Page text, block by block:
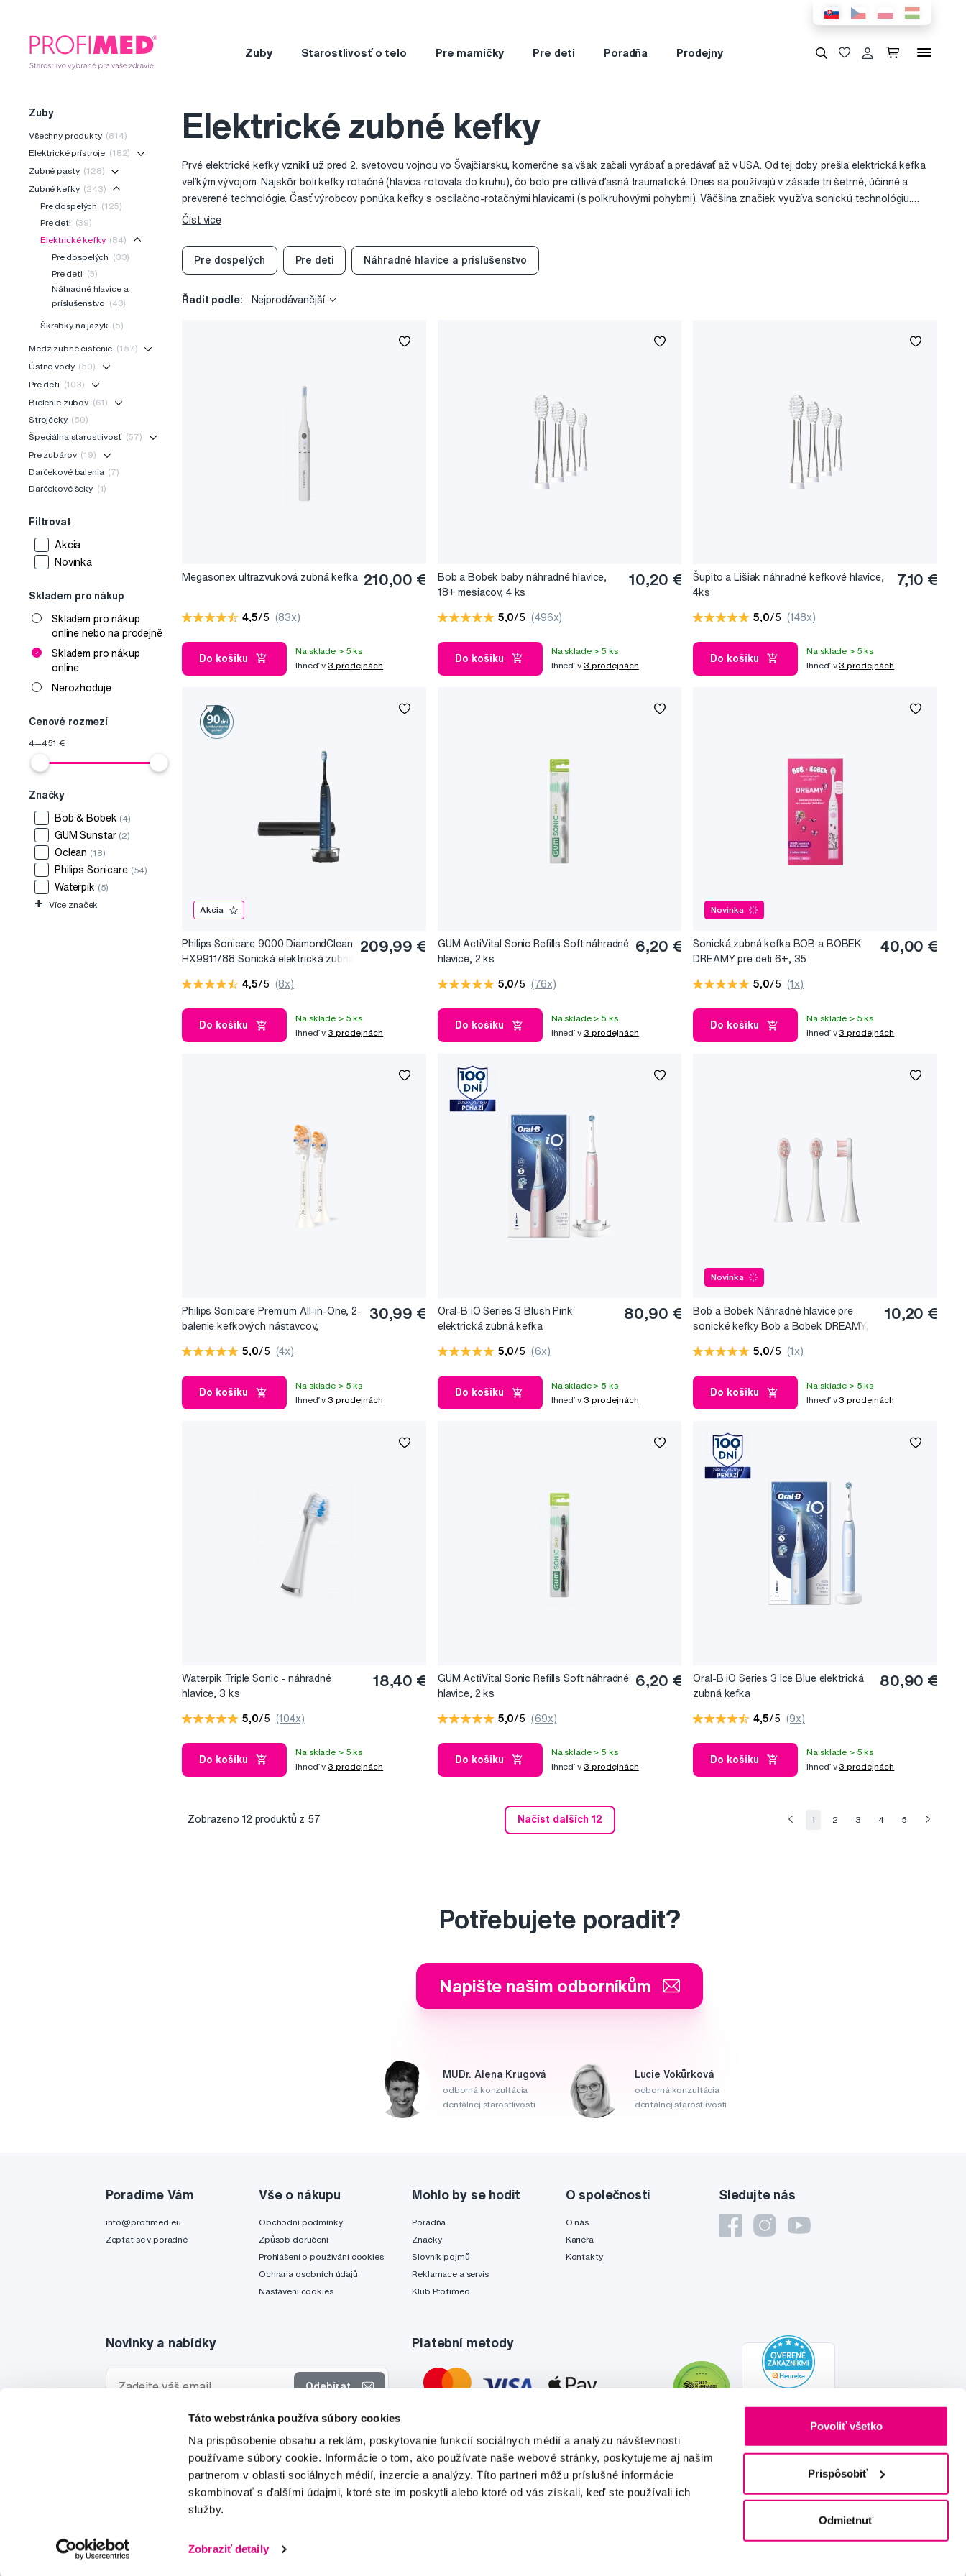
Táto webstránka používa súbory cookies
Na prispôsobenie obsahu a reklám, poskytovanie funkcií sociálnych médií a analýzu návštevnosti
používame súbory cookie. Informácie o tom, ako používate naše webové stránky, poskytujeme aj našim
partnerom v oblasti sociálnych médií, inzercie a analýzy. Títo partneri môžu príslušné informácie
skombinovať s ďalšími údajmi, ktoré ste im poskytli alebo ktoré od vás získali, keď ste používali ich
služby.
Zobraziť detaily
Povoliť všetko
Prispôsobiť
Odmietnuť
Zuby Starostlivosť o telo Pre mamičky Pre deti Poradňa Prodejny
Zuby
Všechny produkty (814)
Elektrické prístroje (182)
Zubné pasty (128)
Zubné kefky (243)
Pre dospelých (125)
Pre deti
(39)
Elektrické kefky (84)
Pre dospelých (33)
Pre deti
(5)
Náhradné hlavice a
príslušenstvo (43)
Škrabky na jazyk (5)
Medzizubné čistenie (157)
Ústne vody (50)
Pre deti
(103)
Bielenie zubov (61)
Strojčeky (50)
Špeciálna starostlivosť (57)
Pre zubárov (19)
Darčekové balenia (7)
Darčekové šeky (1)
Filtrovat
Akcia
Novinka
Skladem pro nákup
Skladem pro nákup
online nebo na prodejně
Skladem pro nákup
online
Nerozhoduje
Cenové rozmezí
4—451 €
Značky
Bob & Bobek (4)
GUM Sunstar (2)
Oclean (18)
Philips Sonicare (54)
Waterpik (5)
+ Více značek
Elektrické zubné kefky
Prvé elektrické kefky vznikli už pred 2. svetovou vojnou vo Švajčiarsku, komerčne sa však začali vyrábať a predávať až v USA. Od tej doby prešla elektrická kefka
veľkým vývojom. Najskôr boli kefky rotačné (hlavica rotovala do kruhu), čo bolo pre citlivé ďasná traumatické. Dnes sa používajú v zásade tri šetrné, účinné a
preverené technológie. Časť výrobcov ponúka kefky s oscilačno-rotačnými hlavicami (s polkruhovými pohybmi). Väčšina značiek využíva sonickú technológiu.
Hlavice sonických kefiek kmitajú s vysokou frekvenciou zo strany na stranu. Rôzni výrobcovia sonických kefiek volia rôzne frekvencie v rádoch tisícov kmitov
ultrazvukové kefky.
Číst více
Pre dospelých Pre deti Náhradné hlavice a príslušenstvo
Řadit podle: Nejprodávanější
Megasonex ultrazvuková zubná kefka 210,00 €
4,5/5 (83x)
Do košíku
Na sklade > 5 ks
Ihneď v 3 prodejnách
Bob a Bobek baby náhradné hlavice,
18+ mesiacov, 4 ks
10,20 €
5,0/5 (496x)
Do košíku
Na sklade > 5 ks
Ihneď v 3 prodejnách
Šupito a Lišiak náhradné kefkové hlavice,
4ks
7,10 €
5,0/5 (148x)
Do košíku
Na sklade > 5 ks
Ihneď v 3 prodejnách
Akcia
Philips Sonicare 9000 DiamondClean
HX9911/88 Sonická elektrická zubná
209,99 €
4,5/5 (8x)
Do košíku
Na sklade > 5 ks
Ihneď v 3 prodejnách
GUM ActiVital Sonic Refills Soft náhradné
hlavice, 2 ks
6,20 €
5,0/5 (76x)
Do košíku
Na sklade > 5 ks
Ihneď v 3 prodejnách
Novinka
Sonická zubná kefka BOB a BOBEK
DREAMY pre deti 6+, 35
balení
40,00 €
5,0/5 (1x)
Do košíku
Na sklade > 5 ks
Ihneď v 3 prodejnách
Philips Sonicare Premium All-in-One, 2-
balenie kefkových nástavcov,
30,99 €
5,0/5 (4x)
Do košíku
Na sklade > 5 ks
Ihneď v 3 prodejnách
Oral-B iO Series 3 Blush Pink
elektrická zubná kefka
80,90 €
5,0/5 (6x)
Do košíku
Na sklade > 5 ks
Ihneď v 3 prodejnách
Novinka
Bob a Bobek Náhradné hlavice pre
sonické kefky Bob a Bobek DREAMY,
10,20 €
5,0/5 (1x)
Do košíku
Na sklade > 5 ks
Ihneď v 3 prodejnách
Waterpik Triple Sonic - náhradné
hlavice, 3 ks
18,40 €
5,0/5 (104x)
Do košíku
Na sklade > 5 ks
Ihneď v 3 prodejnách
GUM ActiVital Sonic Refills Soft náhradné
hlavice, 2 ks
6,20 €
5,0/5 (69x)
Do košíku
Na sklade > 5 ks
Ihneď v 3 prodejnách
Oral-B iO Series 3 Ice Blue elektrická
zubná kefka
80,90 €
4,5/5 (9x)
Do košíku
Na sklade > 5 ks
Ihneď v 3 prodejnách
Načíst dalších 12 1 2 3 4 5
Zobrazeno 12 produktů z 57
Potřebujete poradit?
Napište našim odborníkům
MUDr. Alena Krugová
odborná konzultácia
dentálnej starostlivosti
Lucie Vokůrková
odborná konzultácia
dentálnej starostlivosti
Sledujte nás
Poradíme Vám
info@profimed.eu
Zeptat se v poradně
Vše o nákupu
Obchodní podmínky
Způsob doručení
Prohlášení o používání cookies
Ochrana osobních údajů
Nastavení cookies
Mohlo by se hodit
Poradňa
Značky
Slovník pojmů
Reklamace a servis
Klub Profimed
O společnosti
O nás
Kariéra
Kontakty
Novinky a nabídky
Odebírat
zpracováním osobních údajůpro tyto účely.
Platební metody
IZON